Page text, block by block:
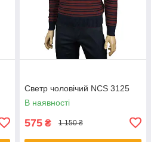
Светр чоловічий NCS 3125
В наявності
575 ₴ 1 150 ₴